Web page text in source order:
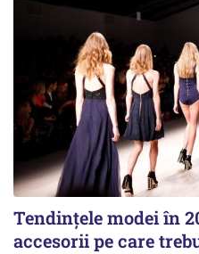
Tendințele modei în
accesorii pe care